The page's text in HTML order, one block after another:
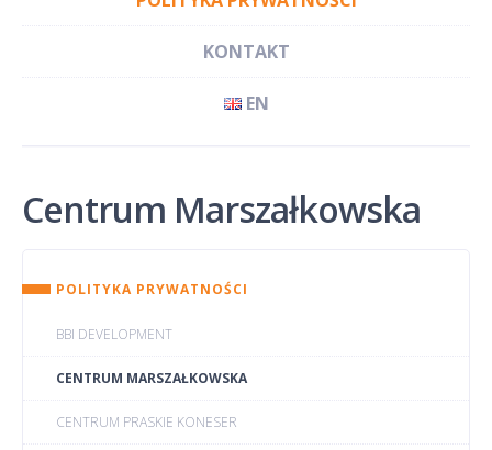
KONTAKT
EN
Centrum Marszałkowska
POLITYKA PRYWATNOŚCI
BBI DEVELOPMENT
CENTRUM MARSZAŁKOWSKA
CENTRUM PRASKIE KONESER